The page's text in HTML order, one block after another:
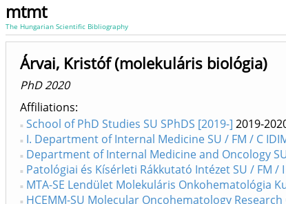
mtmt
The Hungarian Scientific Bibliography
Árvai, Kristóf (molekuláris biológia)
PhD 2020
Affiliations
School of PhD Studies SU SPhDS [2019-] 2019-
I. Department of Internal Medicine SU / FM / C
Department of Internal Medicine and Oncology
Patológiai és Kísérleti Rákkutató Intézet SU / FM / I
MTA-SE Lendület Molekuláris Onkohematológia
HCEMM-SU Molecular Oncohematology Research